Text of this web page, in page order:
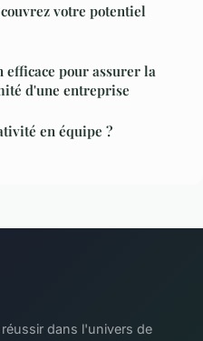
votre potentiel
efficace pour assurer la
d'une entreprise
en équipe ?
dans l'univers de